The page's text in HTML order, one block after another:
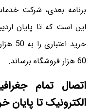
برنامه بعدی، شرکت خدمات
این است که تا پایان
60 هزار فروشگاه برساند.
اتصال تمام
الکترونیک تا پایان